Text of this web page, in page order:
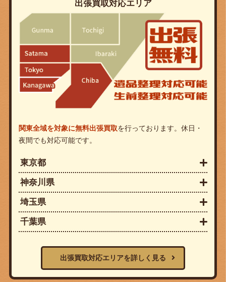
出張買取対応エリア
関東全域を対象に無料出張買取を行っております。休日・
夜間でも対応可能です。
東京都
神奈川県
埼玉県
千葉県
出張買取対応エリアを詳しく見る